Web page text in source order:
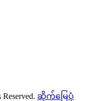
ဆိုက်မြေပုံ